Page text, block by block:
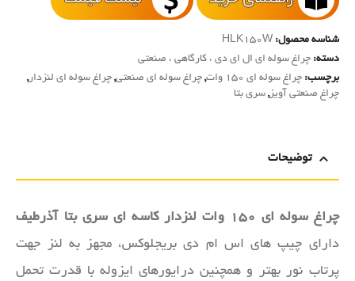
شناسه محصول: HLK150W
دسته: چراغ سوله ای ال ای دی ، کارگاهی ، صنعتی
برچسب: چراغ سوله ای 150 وات , چراغ سوله ای صنعتی, چراغ سوله ای لنزدار,
چراغ صنعتی آویز, سری بتا
توضیحات
چراغ سوله‌ ای ۱۵۰ وات لنزدار کاسه ای سری بتا آذرطیف
دارای چیپ های اس ام دی بریجلوکس، مجهز به لنز جهت
پرتاب نور بهتر و همچنین درایورهای ایزوله با قدرت تحمل